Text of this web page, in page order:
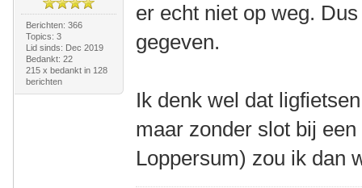
Berichten: 366
Topics: 3
Lid sinds: Dec 2019
Bedankt: 22
215 x bedankt in 128
berichten
er echt niet op weg.
gegeven.
Ik denk wel dat
maar zonder slot bij
Loppersum) zou ik dan